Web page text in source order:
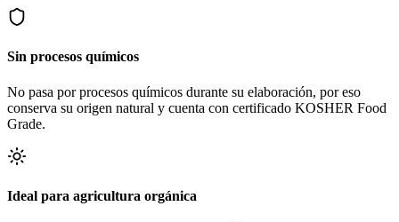
Sin procesos químicos
No pasa por procesos químicos durante su elaboración, por eso
conserva su origen natural y cuenta con certificado KOSHER Food
Grade.
Ideal para agricultura orgánica